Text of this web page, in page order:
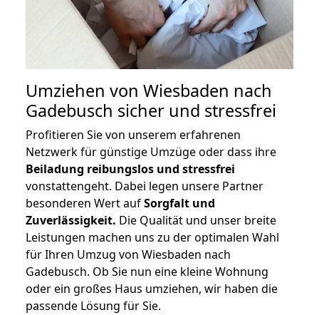
Umziehen von Wiesbaden nach
Gadebusch sicher und stressfrei
Profitieren Sie von unserem erfahrenen
Netzwerk für günstige Umzüge oder dass ihre
Beiladung reibungslos und stressfrei
vonstattengeht. Dabei legen unsere Partner
besonderen Wert aufSorgfalt und
Zuverlässigkeit. Die Qualität und unser breite
Leistungen machen uns zu der optimalen Wahl
für Ihren Umzug von Wiesbaden nach
Gadebusch. Ob Sie nun eine kleine Wohnung
oder ein großes Haus umziehen, wir haben die
passende Lösung für Sie.